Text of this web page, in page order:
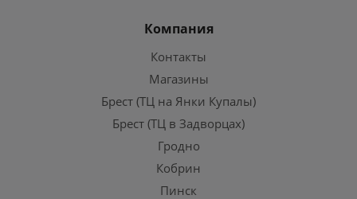
Компания
Контакты
Магазины
Брест (ТЦ на Янки Купалы)
Брест (ТЦ в Задворцах)
Гродно
Кобрин
Пинск